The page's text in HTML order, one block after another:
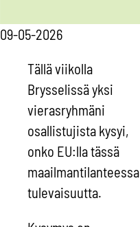
09-05-2026
Tällä viikolla
Brysselissä yksi
vierasryhmäni
osallistujista kysyi,
onko EU:lla tässä
maailmantilanteessa
tulevaisuutta.